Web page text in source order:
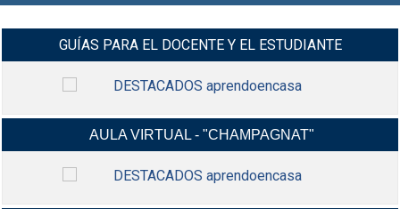
GUÍAS PARA EL DOCENTE Y EL ESTUDIANTE
INGRESAR
MANUALES Y VIDEO-TUTORIALES G-
AULA VIRTUAL - "CHAMPAGNAT"